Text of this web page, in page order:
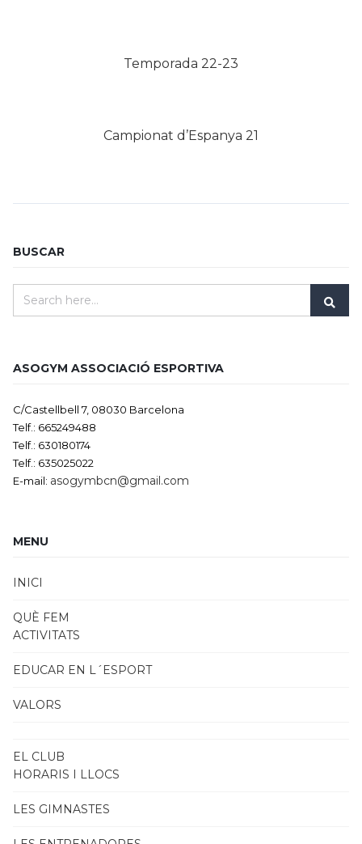
Temporada 22-23
Campionat d’Espanya 21
BUSCAR
ASOGYM ASSOCIACIÓ ESPORTIVA
C/Castellbell 7, 08030 Barcelona
Telf.: 665249488
Telf.: 630180174
Telf.: 635025022
E-mail: asogymbcn@gmail.com
MENU
INICI
QUÈ FEM
ACTIVITATS
EDUCAR EN L´ESPORT
VALORS
EL CLUB
HORARIS I LLOCS
LES GIMNASTES